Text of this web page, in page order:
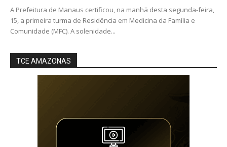
A Prefeitura de Manaus certificou, na manhã desta segunda-feira,
15, a primeira turma de Residência em Medicina da Família e
Comunidade (MFC). A solenidade...
TCE AMAZONAS